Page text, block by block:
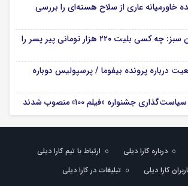
خاورمیانه عاری از سلاح هسته‌ای را بررسی
مدیرعامل بهمن سبز: چه کسی بلیت ۲۲۰ هزار تومانی پیر پسر را
درباره پرونده بیفوما / پرسپولیس دوباره
جشنواره «فیلم ۱۰۰» منصوب شدند
درباره کارا دیلی
ارتباط با تیم کارا دیلی
کارا دیلی
تبلیغات در کارا دیلی